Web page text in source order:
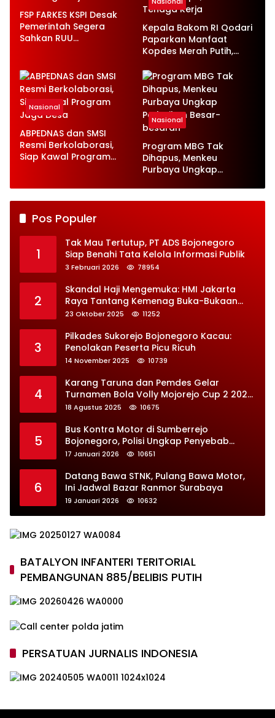
FSP FARKES KSPI Desak
Pemerintah Segera
Sahkan RUU
Kepala Bakom RI Qodari
Paparkan Manfaat
Kopdes Merah Putih,
Kerja
Nasional
ABPEDNAS dan SMSI
Resmi Berkolaborasi,
Siap Kawal Program
Nasional
Program MBG Tak
Dihapus, Menkeu
Purbaya Ungkap
Pos Populer
1
Tak Mau Tertutup, PT ADS Bojonegoro
Siap Benahi Tata Kelola Informasi Publik
3 Februari 2026 78954
2
Skandal Haji Mengemuka: HMI Jakarta
Raya Tantang Kemenag Buka-Bukaan
Soal Kontrak Syarekah Bermasalah
23 Oktober 2025 11252
3
Pilkades Sukorejo Bojonegoro Kacau:
Penolakan Peserta Picu Ricuh
14 November 2025 10739
4
Karang Taruna dan Pemdes Gelar
Turnamen Bola Volly Mojorejo Cup 2 2025,
Diikuti 28 Tim
18 Agustus 2025 10675
5
Bus Kontra Motor di Sumberrejo
Bojonegoro, Polisi Ungkap Penyebab
Kecelakaan
17 Januari 2026 10651
6
Datang Bawa STNK, Pulang Bawa Motor,
Ini Jadwal Bazar Ranmor Surabaya
19 Januari 2026 10632
BATALYON INFANTERI TERITORIAL
PEMBANGUNAN 885/BELIBIS PUTIH
PERSATUAN JURNALIS INDONESIA